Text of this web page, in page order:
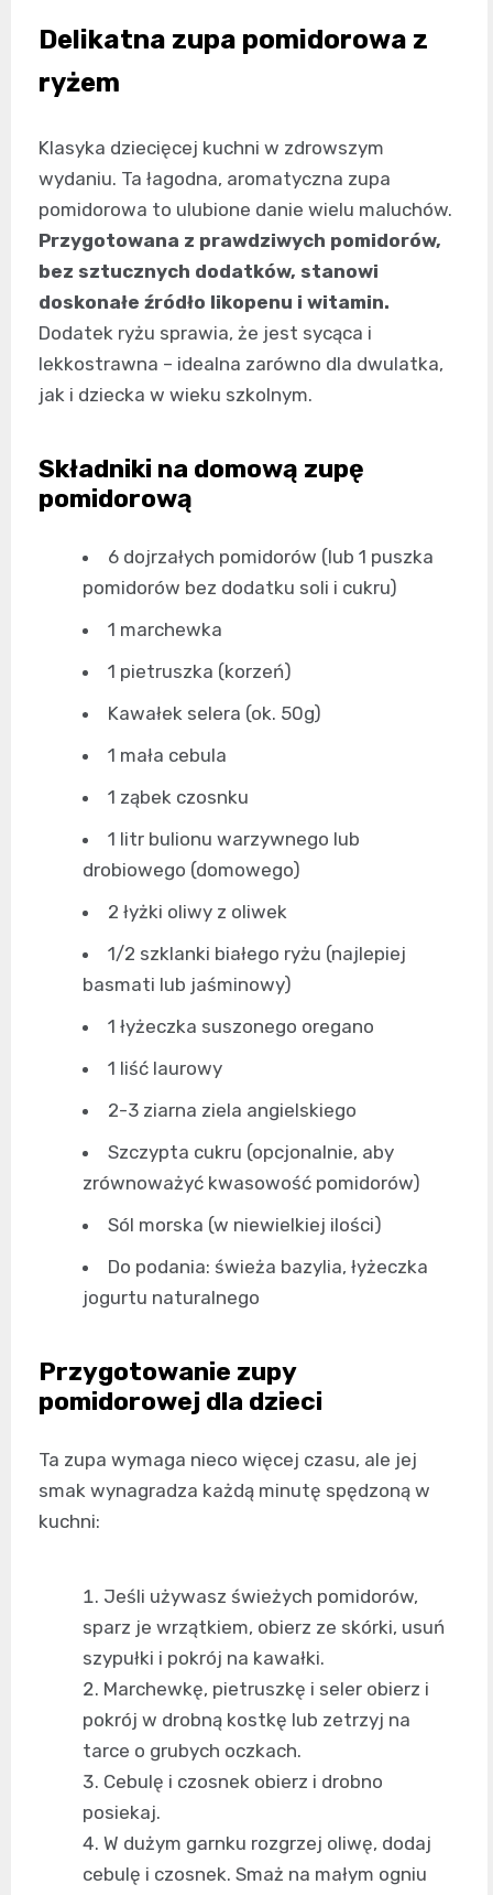
Delikatna zupa pomidorowa z
ryżem
Klasyka dziecięcej kuchni w zdrowszym
wydaniu. Ta łagodna, aromatyczna zupa
pomidorowa to ulubione danie wielu maluchów.
Przygotowana z prawdziwych pomidorów,
bez sztucznych dodatków, stanowi
doskonałe źródło likopenu i witamin.
Dodatek ryżu sprawia, że jest sycąca i
lekkostrawna – idealna zarówno dla dwulatka,
jak i dziecka w wieku szkolnym.
Składniki na domową zupę
pomidorową
6 dojrzałych pomidorów (lub 1 puszka
pomidorów bez dodatku soli i cukru)
1 marchewka
1 pietruszka (korzeń)
Kawałek selera (ok. 50g)
1 mała cebula
1 ząbek czosnku
1 litr bulionu warzywnego lub
drobiowego (domowego)
2 łyżki oliwy z oliwek
1/2 szklanki białego ryżu (najlepiej
basmati lub jaśminowy)
1 łyżeczka suszonego oregano
1 liść laurowy
2-3 ziarna ziela angielskiego
Szczypta cukru (opcjonalnie, aby
zrównoważyć kwasowość pomidorów)
Sól morska (w niewielkiej ilości)
Do podania: świeża bazylia, łyżeczka
jogurtu naturalnego
Przygotowanie zupy
pomidorowej dla dzieci
Ta zupa wymaga nieco więcej czasu, ale jej
smak wynagradza każdą minutę spędzoną w
kuchni:
Jeśli używasz świeżych pomidorów,
sparz je wrzątkiem, obierz ze skórki, usuń
szypułki i pokrój na kawałki.
Marchewkę, pietruszkę i seler obierz i
pokrój w drobną kostkę lub zetrzyj na
tarce o grubych oczkach.
Cebulę i czosnek obierz i drobno
posiekaj.
W dużym garnku rozgrzej oliwę, dodaj
cebulę i czosnek. Smaż na małym ogniu